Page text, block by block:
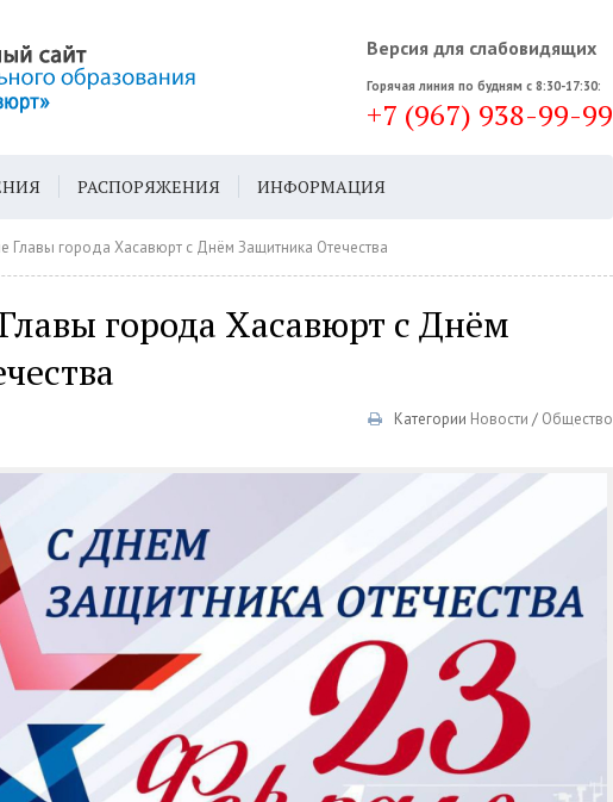
Версия для слабовидящих
Горячая линия по будням с 8:30-17:30:
+7 (967) 938-99-99
РАСПОРЯЖЕНИЯ ИНФОРМАЦИЯ
ПЛАН
Главы города Хасавюрт с Днём Защитника Отечества
города Хасавюрт с Днём
Категории Новости / Общество